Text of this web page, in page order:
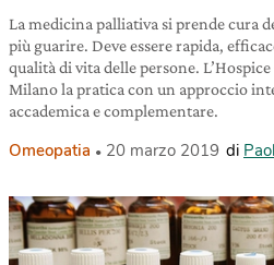
La medicina palliativa si prende cura
più guarire. Deve essere rapida,
qualità di vita delle persone.
Milano la pratica con un approccio
accademica e complementare.
Omeopatia 20 marzo 2019 di